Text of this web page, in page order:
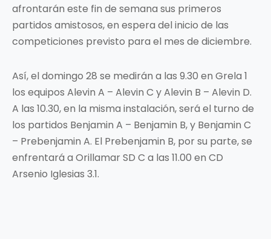
afrontarán este fin de semana sus primeros
partidos amistosos, en espera del inicio de las
competiciones previsto para el mes de diciembre.
Así, el domingo 28 se medirán a las 9.30 en Grela 1
los equipos Alevin A – Alevin C y Alevin B – Alevin D.
A las 10.30, en la misma instalación, será el turno de
los partidos Benjamin A – Benjamin B, y Benjamin C
– Prebenjamin A. El Prebenjamin B, por su parte, se
enfrentará a Orillamar SD C a las 11.00 en CD
Arsenio Iglesias 3.1.